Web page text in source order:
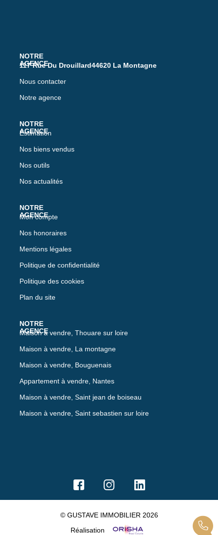
117 Rue Du Drouillard44620 La Montagne
Nous contacter
Notre agence
Estimation
Nos biens vendus
Nos outils
Nos actualités
Mon compte
Nos honoraires
Mentions légales
Politique de confidentialité
Politique des cookies
Plan du site
Maison à vendre, Thouare sur loire
Maison à vendre, La montagne
Maison à vendre, Bouguenais
Appartement à vendre, Nantes
Maison à vendre, Saint jean de boiseau
Maison à vendre, Saint sebastien sur loire
© GUSTAVE IMMOBILIER 2026
Réalisation